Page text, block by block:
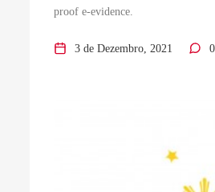
proof e‐evidence.
3 de Dezembro, 2021